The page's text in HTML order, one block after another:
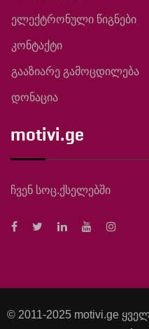
ელექტრონული წიგნები
კონტაქტი
გააზიარე გამოცდილება
დონაცია
motivi.ge
ჩვენ სოც.ქსელებში
© 2011-2025 motivi.ge